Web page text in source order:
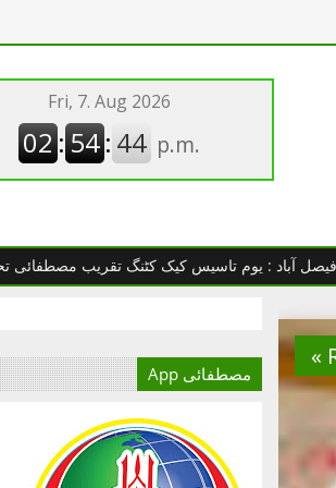
کیک کٹنگ تقریب مصطفائی تحریک
مصطفائی App
آج کا دور میڈیا
دور ہے۔اور کسی بھی